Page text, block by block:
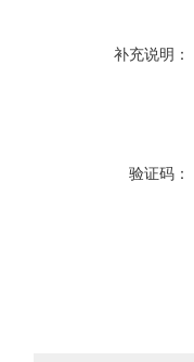
补充说明：
验证码：